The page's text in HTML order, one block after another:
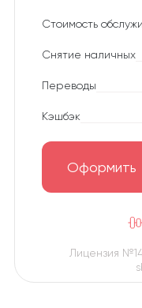
Стоимость
Снятие наличных
Переводы
Кэшбэк
Оформить
Лицензия